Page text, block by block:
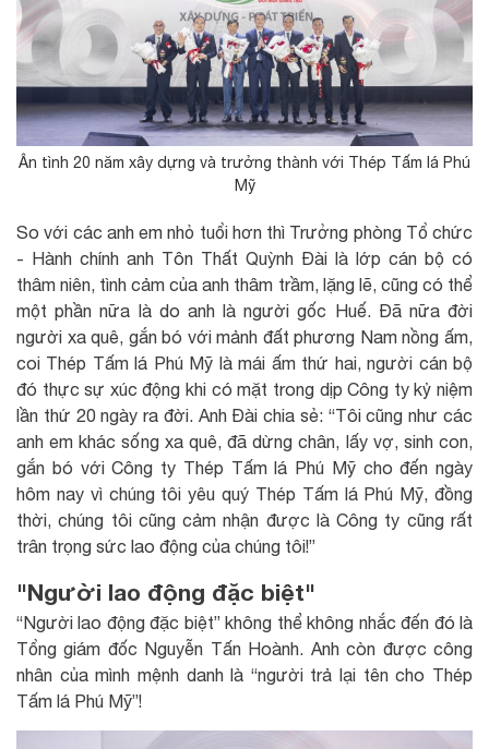
Ân tình 20 năm xây dựng và trưởng thành với Thép Tấm lá Phú
Mỹ
So với các anh em nhỏ tuổi hơn thì Trưởng phòng Tổ chức
- Hành chính anh Tôn Thất Quỳnh Đài là lớp cán bộ có
thâm niên, tình cảm của anh thâm trầm, lặng lẽ, cũng có thể
một phần nữa là do anh là người gốc Huế. Đã nữa đời
người xa quê, gắn bó với mảnh đất phương Nam nồng ấm,
coi Thép Tấm lá Phú Mỹ là mái ấm thứ hai, người cán bộ
đó thực sự xúc động khi có mặt trong dịp Công ty kỷ niệm
lần thứ 20 ngày ra đời. Anh Đài chia sẻ: “Tôi cũng như các
anh em khác sống xa quê, đã dừng chân, lấy vợ, sinh con,
gắn bó với Công ty Thép Tấm lá Phú Mỹ cho đến ngày
hôm nay vì chúng tôi yêu quý Thép Tấm lá Phú Mỹ, đồng
thời, chúng tôi cũng cảm nhận được là Công ty cũng rất
trân trọng sức lao động của chúng tôi!”
"Người lao động đặc biệt"
“Người lao động đặc biệt” không thể không nhắc đến đó là
Tổng giám đốc Nguyễn Tấn Hoành. Anh còn được công
nhân của mình mệnh danh là “người trả lại tên cho Thép
Tấm lá Phú Mỹ”!